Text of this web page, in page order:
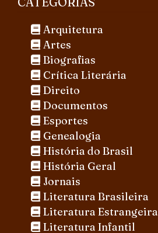
Arquitetura
Artes
Biografias
Crítica Literária
Direito
Documentos
Esportes
Genealogia
História do Brasil
História Geral
Jornais
Literatura Brasileira
Literatura Estrangeira
Literatura Infantil